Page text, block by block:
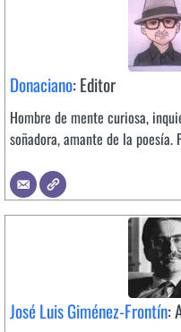
Donaciano: Editor
Hombre de mente curiosa,
soñadora, amante de la poesía.
José Luis Giménez-Frontín: